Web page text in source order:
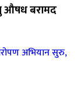
औषध बरामद